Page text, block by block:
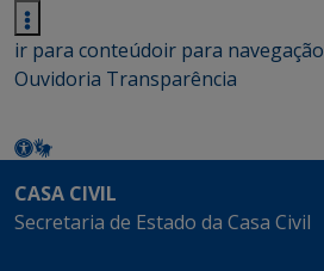
ir para conteúdoir para navegação
Ouvidoria Transparência
CASA CIVIL
Secretaria de Estado da Casa Civil